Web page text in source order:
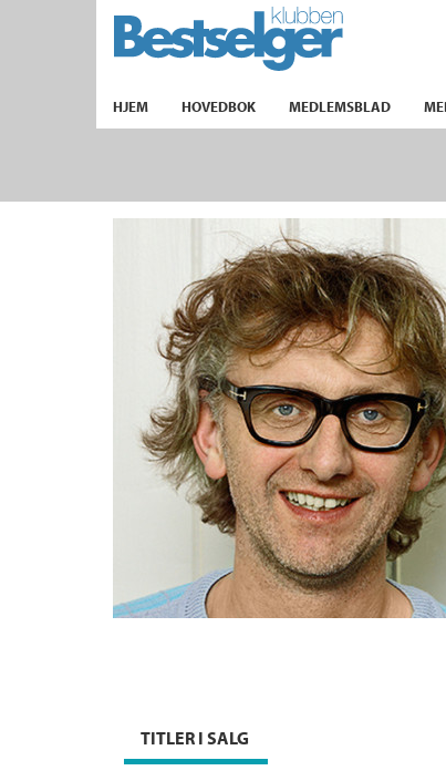
TIL FORSIDEN
HJEM HOVEDBOK MEDLEMSBLAD
TITLER I SALG